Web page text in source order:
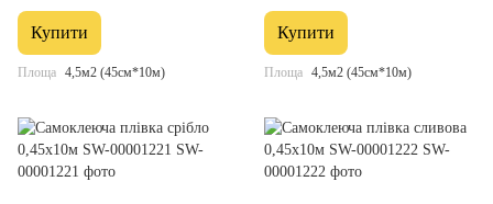
Купити
Площа 4,5м2 (45см*10м)
Купити
Площа 4,5м2 (45см*10м)